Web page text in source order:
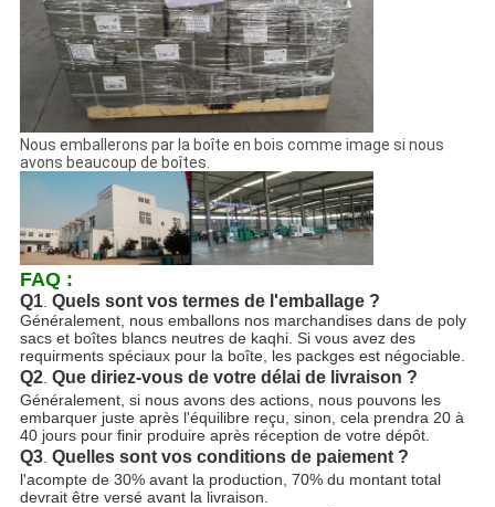
Nous emballerons par la boîte en bois comme image si nous
avons beaucoup de boîtes.
FAQ :
Q1. Quels sont vos termes de l'emballage ?
Généralement, nous emballons nos marchandises dans de poly
sacs et boîtes blancs neutres de kaqhi. Si vous avez des
requirments spéciaux pour la boîte, les packges est négociable.
Q2. Que diriez-vous de votre délai de livraison ?
Généralement, si nous avons des actions, nous pouvons les
embarquer juste après l'équilibre reçu, sinon, cela prendra 20 à
40 jours pour finir produire après réception de votre dépôt.
Q3. Quelles sont vos conditions de paiement ?
l'acompte de 30% avant la production, 70% du montant total
devrait être versé avant la livraison.